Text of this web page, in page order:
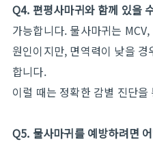
Q4. 편평사마귀와 함께 있을
가능합니다. 물사마귀는
원인이지만, 면역력이 낮을
합니다.
이럴 때는 정확한 감별 진단
Q5. 물사마귀를 예방하려면